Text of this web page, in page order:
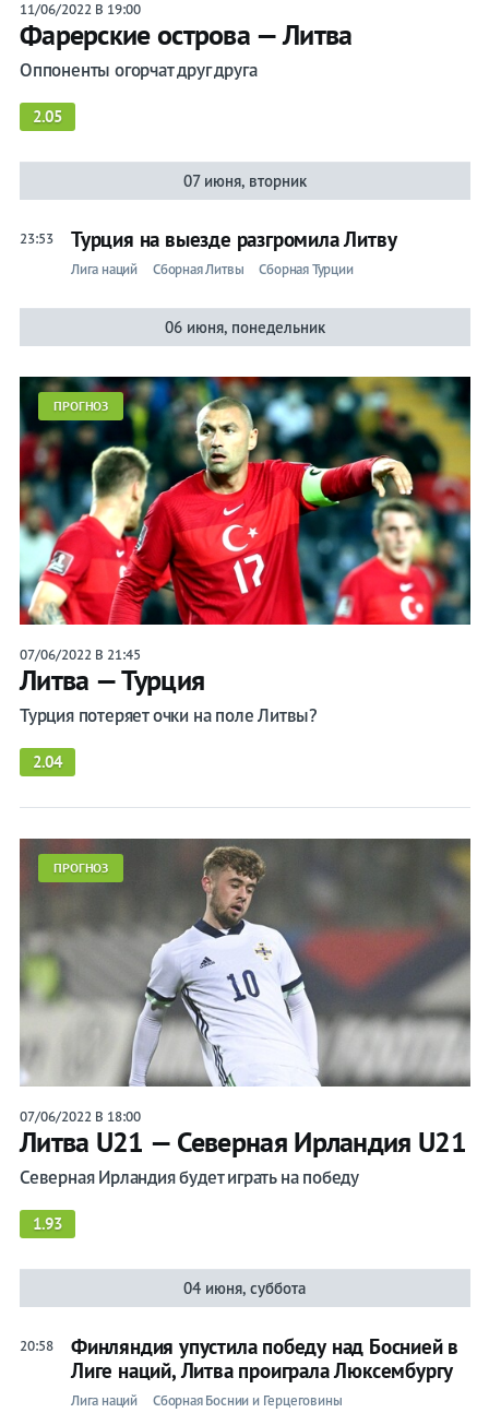
11/06/2022 В 19:00
Фарерские острова — Литва
Оппоненты огорчат друг друга
2.05
07 июня, вторник
23:53 Турция на выезде разгромила Литву
Лига наций Сборная Литвы Сборная Турции
06 июня, понедельник
ПРОГНОЗ
07/06/2022 В 21:45
Литва — Турция
Турция потеряет очки на поле Литвы?
2.04
ПРОГНОЗ
07/06/2022 В 18:00
Литва U21 — Северная Ирландия U21
Северная Ирландия будет играть на победу
1.93
04 июня, суббота
20:58
Финляндия упустила победу над Боснией в
Лиге наций, Литва проиграла Люксембургу
Лига наций
Сборная Боснии и Герцеговины